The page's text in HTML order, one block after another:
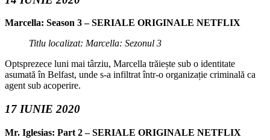
Marcella: Season 3 – SERIALE ORIGINALE NETFLIX
Titlu localizat: Marcella: Sezonul 3
Optsprezece luni mai târziu, Marcella trăiește sub o identitate
asumată în Belfast, unde s-a infiltrat într-o organizație criminală ca
agent sub acoperire.
17 IUNIE 2020
Mr. Iglesias: Part 2 – SERIALE ORIGINALE NETFLIX